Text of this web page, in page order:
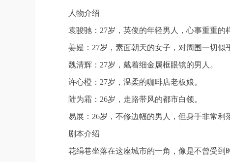
人物介绍
袁骏驰：27岁，英俊的年轻男人，心事重重的
姜嫚：27岁，素面朝天的女子，对周围一切似
魏清辉：27岁，戴着细金属框眼镜的男人。
许心橙：27岁，温柔的咖啡店老板娘。
陆为霜：26岁，走路带风的都市白领。
易展：26岁，不修边幅的男人，但身手非常利
剧本介绍
花绢巷坐落在这座城市的一角，像是不曾受